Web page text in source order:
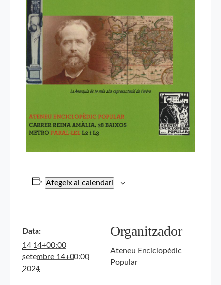
Afegeix al calendari
Data:
14 14+00:00
setembre 14+00:00
2024
Organitzador
Ateneu Enciclopèdic
Popular